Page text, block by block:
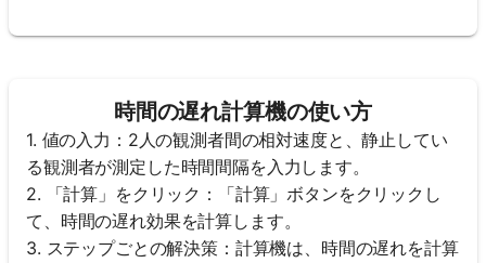
時間の遅れ計算機の使い方
1. 値の入力：2人の観測者間の相対速度と、静止してい
る観測者が測定した時間間隔を入力します。
2. 「計算」をクリック：「計算」ボタンをクリックし
て、時間の遅れ効果を計算します。
3. ステップごとの解決策：計算機は、時間の遅れを計算